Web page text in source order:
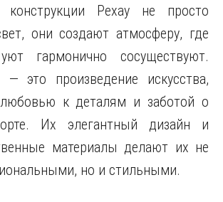
конструкции Рехау не просто
они создают атмосферу, где
гармонично сосуществуют.
это произведение искусства,
к деталям и заботой о
Их элегантный дизайн и
материалы делают их не
но и стильными.